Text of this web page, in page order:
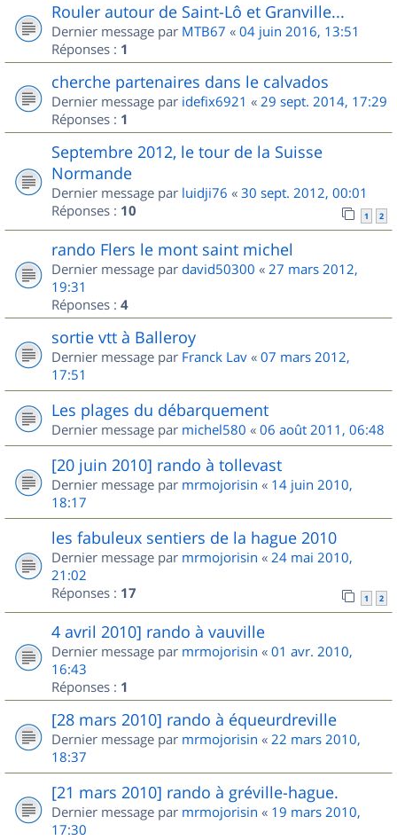
Rouler autour de Saint-Lô et Granville...
Dernier message par MTB67 « 04 juin 2016, 13:51
Réponses : 1
cherche partenaires dans le calvados
Dernier message par idefix6921 « 29 sept. 2014, 17:29
Réponses : 1
Septembre 2012, le tour de la Suisse
Normande
Dernier message par luidji76 « 30 sept. 2012, 00:01
Réponses : 10 1 2
rando Flers le mont saint michel
Dernier message par david50300 « 27 mars 2012,
19:31
Réponses : 4
sortie vtt à Balleroy
Dernier message par Franck Lav « 07 mars 2012,
17:51
Les plages du débarquement
Dernier message par michel580 « 06 août 2011, 06:48
[20 juin 2010] rando à tollevast
Dernier message par mrmojorisin « 14 juin 2010,
18:17
les fabuleux sentiers de la hague 2010
Dernier message par mrmojorisin « 24 mai 2010,
21:02
Réponses : 17 1 2
4 avril 2010] rando à vauville
Dernier message par mrmojorisin « 01 avr. 2010,
16:43
Réponses : 1
[28 mars 2010] rando à équeurdreville
Dernier message par mrmojorisin « 22 mars 2010,
18:37
[21 mars 2010] rando à gréville-hague.
Dernier message par mrmojorisin « 19 mars 2010,
17:30